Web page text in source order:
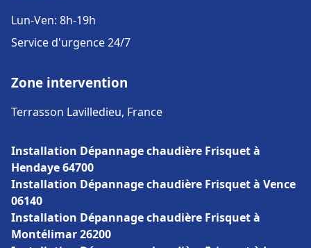
Lun-Ven: 8h-19h
Service d'urgence 24/7
Zone intervention
Terrasson Lavilledieu, France
Installation Dépannage chaudière Frisquet à
Hendaye 64700
Installation Dépannage chaudière Frisquet à Vence
06140
Installation Dépannage chaudière Frisquet à
Montélimar 26200